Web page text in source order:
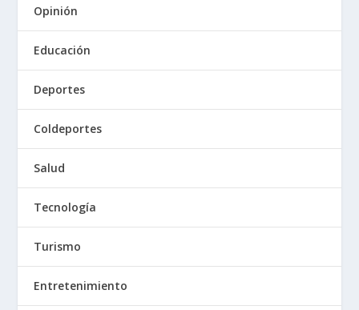
Opinión
Educación
Deportes
Coldeportes
Salud
Tecnología
Turismo
Entretenimiento